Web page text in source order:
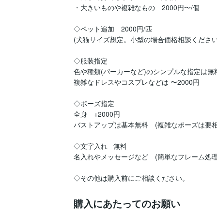
・大きいものや複雑なもの　2000円〜/個
◇ペット追加　2000円/匹
(犬猫サイズ想定。小型の場合価格相談くださ
◇服装指定
色や種類(パーカーなど)のシンプルな指定は無
複雑なドレスやコスプレなどは 〜2000円
◇ポーズ指定
全身　+2000円
バストアップは基本無料　(複雑なポーズは要
◇文字入れ   無料
名入れやメッセージなど　(簡単なフレーム処
購入にあたってのお願い